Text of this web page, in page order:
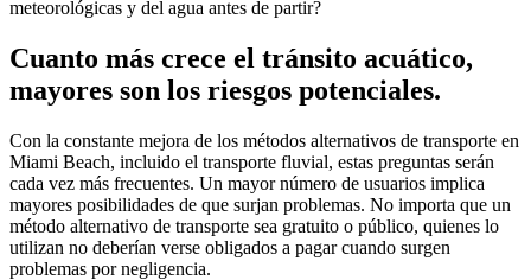
meteorológicas y del agua antes de partir?
Cuanto más crece el tránsito acuático,
mayores son los riesgos potenciales.
Con la constante mejora de los métodos alternativos de transporte en
Miami Beach, incluido el transporte fluvial, estas preguntas serán
cada vez más frecuentes. Un mayor número de usuarios implica
mayores posibilidades de que surjan problemas. No importa que un
método alternativo de transporte sea gratuito o público, quienes lo
utilizan no deberían verse obligados a pagar cuando surgen
problemas por negligencia.